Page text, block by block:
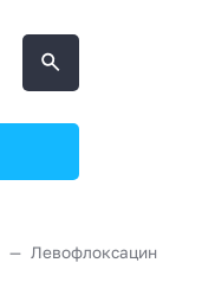
Левофлоксацин